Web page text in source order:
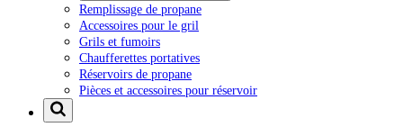
Remplissage de propane
Accessoires pour le gril
Grils et fumoirs
Chaufferettes portatives
Réservoirs de propane
Pièces et accessoires pour réservoir